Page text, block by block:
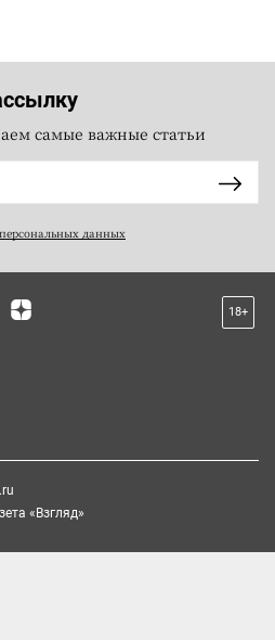
самые важные статьи
данных
18+
«Взгляд»